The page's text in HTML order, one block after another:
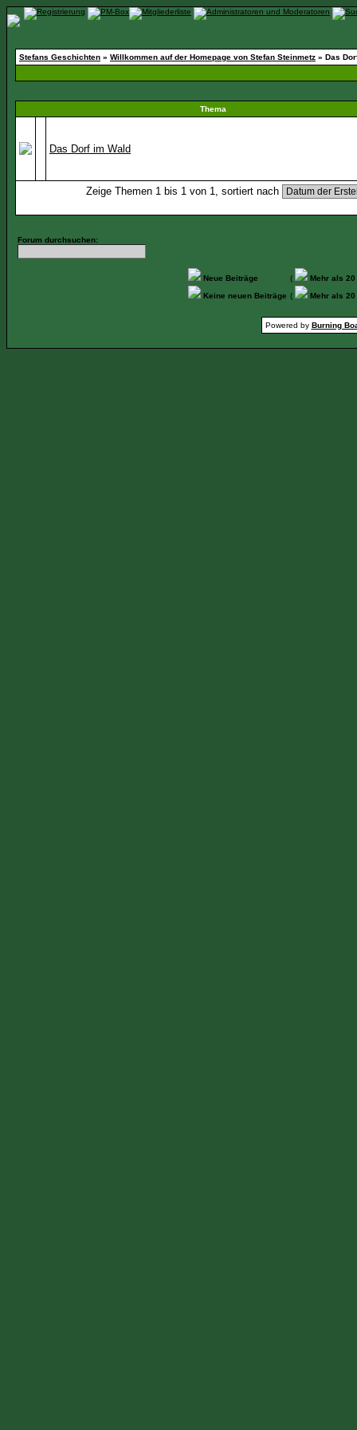
Stefans Geschichten » Willkommen auf der Homepage von Stefan Steinmetz » Das
Thema
Das Dorf im Wald
Zeige Themen 1 bis 1 von 1, sortiert nach
Forum durchsuchen:
Neue Beiträge (
Mehr als
Keine neuen Beiträge ( Mehr als
Powered by Burning